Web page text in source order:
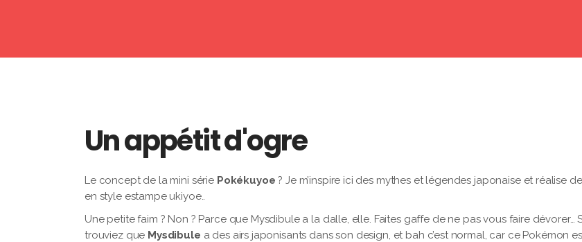
Un appétit d'ogre
Le concept de la mini série Pokékuyoe ? Je m’inspire ici des mythes et légendes japonaise et réalise
en style estampe ukiyoe..
Une petite faim ? Non ? Parce que Mysdibule a la dalle, elle. Faites gaffe de ne pas vous faire dévorer…
trouviez que Mysdibule a des airs japonisants dans son design, et bah c’est normal, car ce Pokémon